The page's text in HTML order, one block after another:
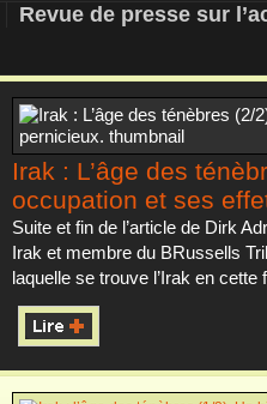
Revue de presse sur
Irak : L’âge des
occupation et ses
Suite et fin de l’article de Dirk
Irak et membre du BRussells
laquelle se trouve l’Irak en cette